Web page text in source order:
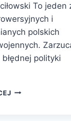
To jeden
i
polskich
polityki
NAJPIERW